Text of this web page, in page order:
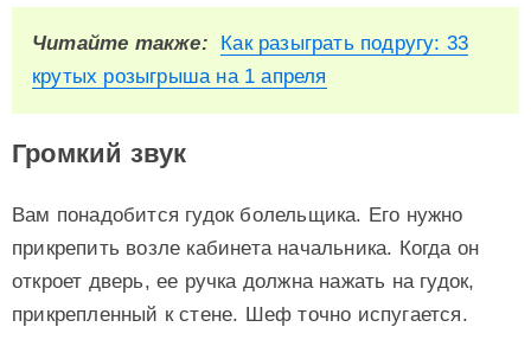
Читайте также:
Как разыграть подругу: 33
крутых розыгрыша на 1 апреля
Громкий звук
Вам понадобится гудок болельщика. Его нужно
прикрепить возле кабинета начальника. Когда он
откроет дверь, ее ручка должна нажать на гудок,
прикрепленный к стене. Шеф точно испугается.